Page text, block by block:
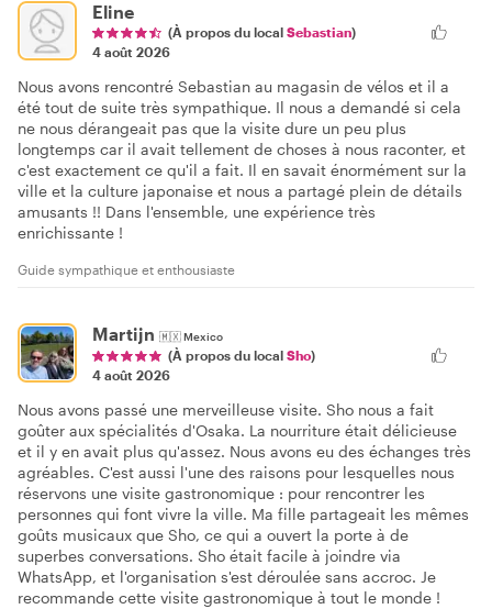
Eline
(À propos du local Sebastian)
4 août 2026
Nous avons rencontré Sebastian au magasin de vélos et il a
été tout de suite très sympathique. Il nous a demandé si cela
ne nous dérangeait pas que la visite dure un peu plus
longtemps car il avait tellement de choses à nous raconter, et
c'est exactement ce qu'il a fait. Il en savait énormément sur la
ville et la culture japonaise et nous a partagé plein de détails
amusants !! Dans l'ensemble, une expérience très
enrichissante !
Guide sympathique et enthousiaste
Martijn 🇲🇽Mexico
(À propos du local Sho)
4 août 2026
Nous avons passé une merveilleuse visite. Sho nous a fait
goûter aux spécialités d'Osaka. La nourriture était délicieuse
et il y en avait plus qu'assez. Nous avons eu des échanges très
agréables. C'est aussi l'une des raisons pour lesquelles nous
réservons une visite gastronomique : pour rencontrer les
personnes qui font vivre la ville. Ma fille partageait les mêmes
goûts musicaux que Sho, ce qui a ouvert la porte à de
superbes conversations. Sho était facile à joindre via
WhatsApp, et l'organisation s'est déroulée sans accroc. Je
recommande cette visite gastronomique à tout le monde !